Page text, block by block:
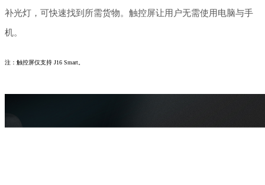
补光灯，可快速找到所需货物。触控屏让用户无需使用电脑与手
机。
注：触控屏仅支持 J16 Smart。